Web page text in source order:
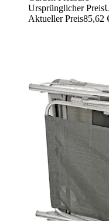
Ursprünglicher Preis
Aktueller Preis85,62